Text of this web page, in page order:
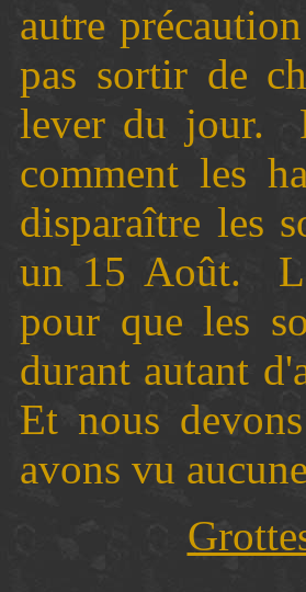
autre
pas sortir de
lever du jour.
comment les
disparaître les
un 15 Août.
pour que les
durant autant
Et nous
avons vu